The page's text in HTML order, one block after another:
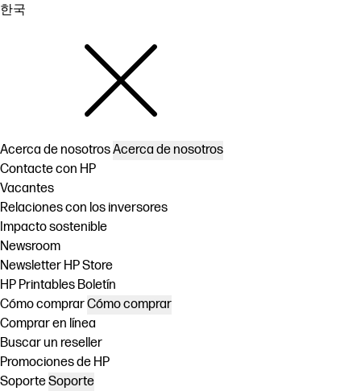
한국
Acerca de nosotrosAcerca de nosotros
Contacte con HP
Vacantes
Relaciones con los inversores
Impacto sostenible
Newsroom
Newsletter HP Store
HP Printables Boletín
Cómo comprarCómo comprar
Comprar en línea
Buscar un reseller
Promociones de HP
SoporteSoporte